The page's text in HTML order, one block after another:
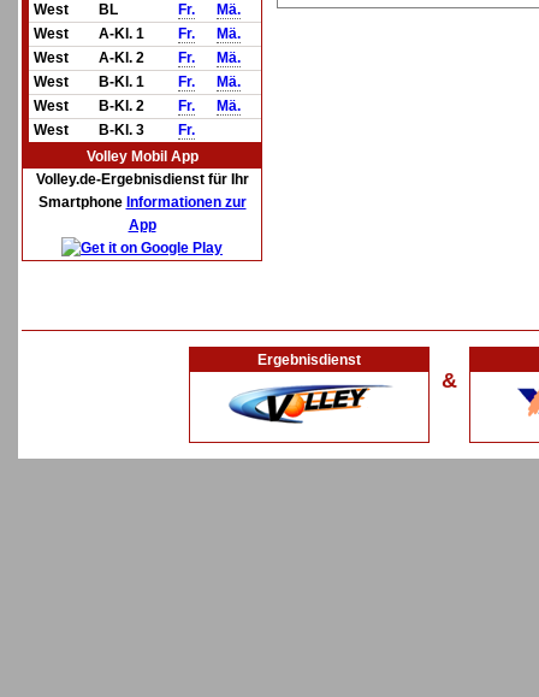
West
BL Fr.
Mä.
West
A-Kl. 1 Fr.
Mä.
West
A-Kl. 2 Fr.
Mä.
West
B-Kl. 1 Fr.
Mä.
West
B-Kl. 2 Fr.
Mä.
West
B-Kl. 3
Fr.
Volley Mobil App
Volley.de-Ergebnisdienst für Ihr
Smartphone Informationen zur
App
Ergebnisdienst
&